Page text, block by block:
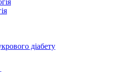
діабету